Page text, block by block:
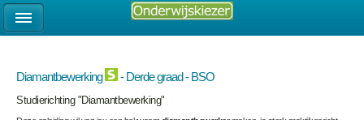
Diamantbewerking - Derde graad - BSO
Studierichting "Diamantbewerking"